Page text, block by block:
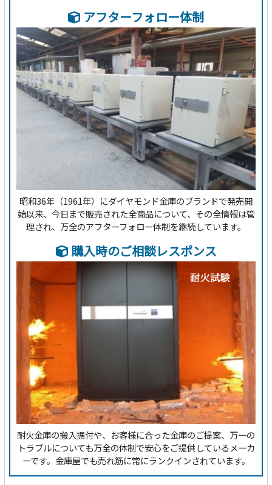
アフターフォロー体制
昭和36年（1961年）にダイヤモンド金庫のブランドで発売開
始以来、今日まで販売された全商品について、その全情報は管
理され、万全のアフターフォロー体制を継続しています。
購入時のご相談レスポンス
耐火金庫の搬入据付や、お客様に合った金庫のご提案、万一の
トラブルについても万全の体制で安心をご提供しているメーカ
ーです。金庫屋でも売れ筋に常にランクインされています。